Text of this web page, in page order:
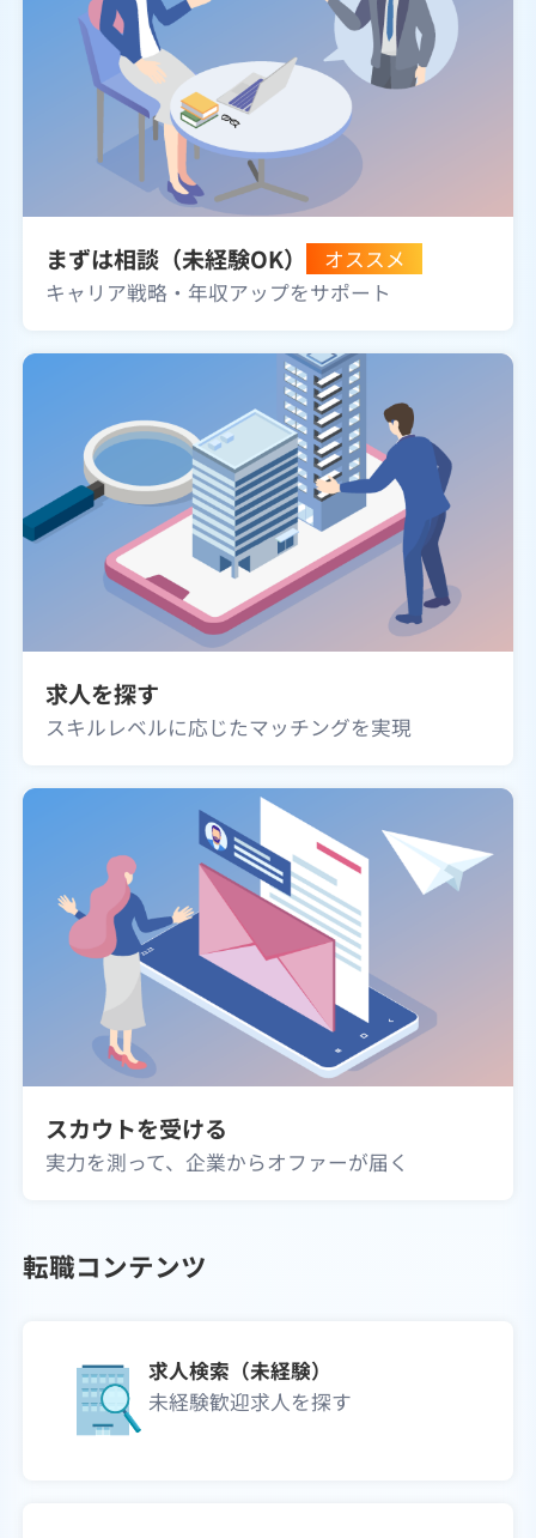
まずは相談（未経験OK）
オススメ
キャリア戦略・年収アップをサポート
求人を探す
スキルレベルに応じたマッチングを実現
スカウトを受ける
実力を測って、企業からオファーが届く
転職コンテンツ
求人検索（未経験）
未経験歓迎求人を探す